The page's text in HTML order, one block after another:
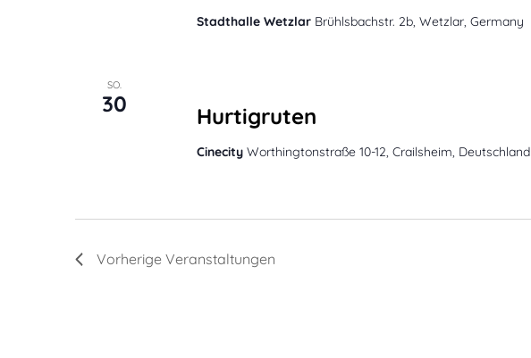
Stadthalle Wetzlar Brühlsbachstr. 2b, Wetzlar, Germany
SO.
30 Hurtigruten
Cinecity Worthingtonstraße 10-12, Crailsheim, Deutschland
Vorherige Veranstaltungen